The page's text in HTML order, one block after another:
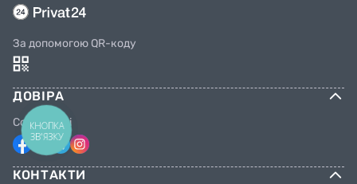
За допомогою QR-коду
ДОВІРА
Соцмережі
КОНТАКТИ
КНОПКА
ЗВ'ЯЗКУ